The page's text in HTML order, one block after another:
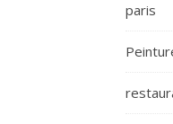
paris